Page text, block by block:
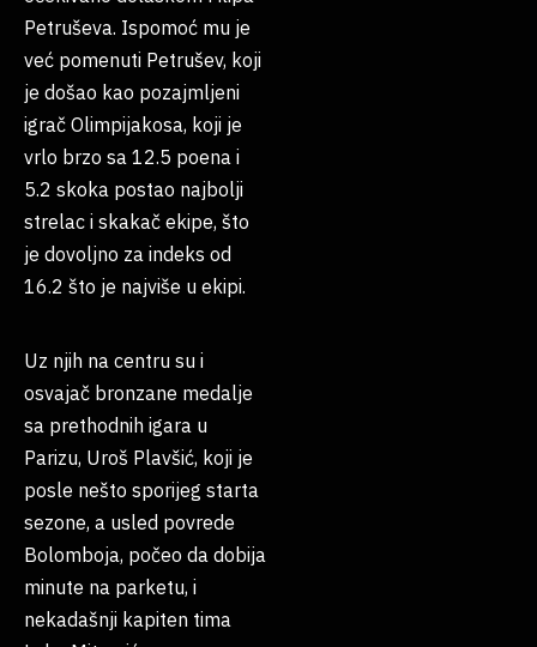
Petruševa. Ispomoć mu je
već pomenuti Petrušev, koji
je došao kao pozajmljeni
igrač Olimpijakosa, koji je
vrlo brzo sa 12.5 poena i
5.2 skoka postao najbolji
strelac i skakač ekipe, što
je dovoljno za indeks od
16.2 što je najviše u ekipi.
Uz njih na centru su i
osvajač bronzane medalje
sa prethodnih igara u
Parizu, Uroš Plavšić, koji je
posle nešto sporijeg starta
sezone, a usled povrede
Bolomboja, počeo da dobija
minute na parketu, i
nekadašnji kapiten tima